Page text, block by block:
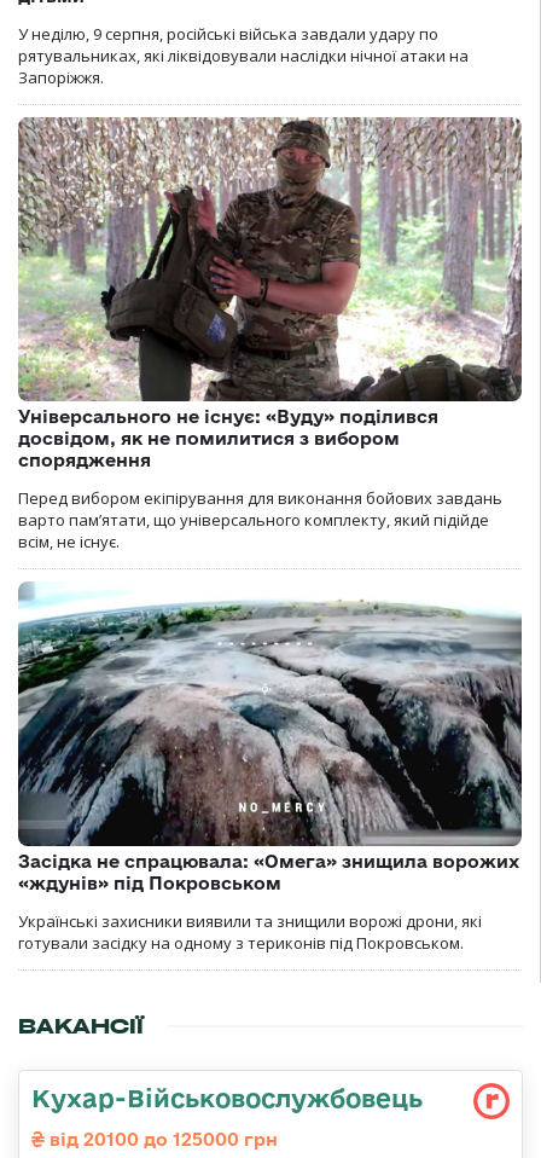
У неділю, 9 серпня, російські війська завдали удару по
рятувальниках, які ліквідовували наслідки нічної атаки на
Запоріжжя.
Універсального не існує: «Вуду» поділився
досвідом, як не помилитися з вибором
спорядження
Перед вибором екіпірування для виконання бойових завдань
варто пам’ятати, що універсального комплекту, який підійде
всім, не існує.
Засідка не спрацювала: «Омега» знищила ворожих
«ждунів» під Покровськом
Українські захисники виявили та знищили ворожі дрони, які
готували засідку на одному з териконів під Покровськом.
ВАКАНСІЇ
Кухар-Військовослужбовець
від 20100 до 125000 грн